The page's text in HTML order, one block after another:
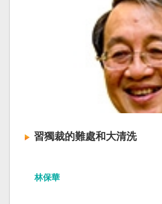
習獨裁的難處和大清洗
林保華